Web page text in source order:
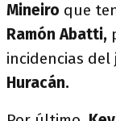
Mineiro que
Ramón Abatti,
incidencias del
Huracán.